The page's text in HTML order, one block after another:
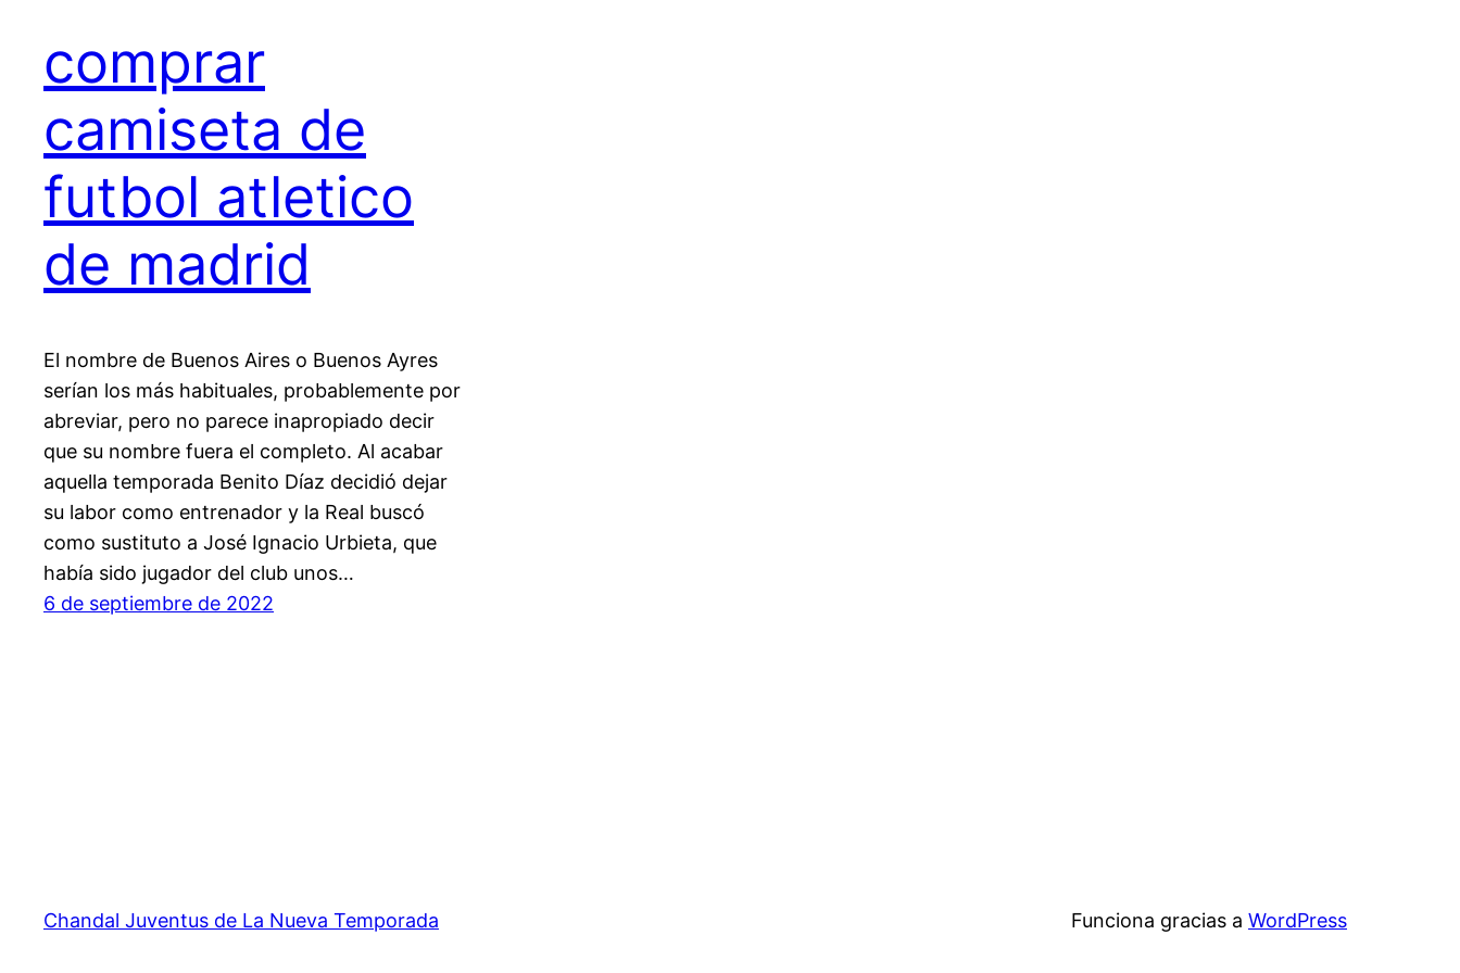
comprar
camiseta de
futbol atletico
de madrid
El nombre de Buenos Aires o Buenos Ayres
serían los más habituales, probablemente por
abreviar, pero no parece inapropiado decir
que su nombre fuera el completo. Al acabar
aquella temporada Benito Díaz decidió dejar
su labor como entrenador y la Real buscó
como sustituto a José Ignacio Urbieta, que
había sido jugador del club unos…
6 de septiembre de 2022
Chandal Juventus de La Nueva Temporada Funciona gracias a WordPress